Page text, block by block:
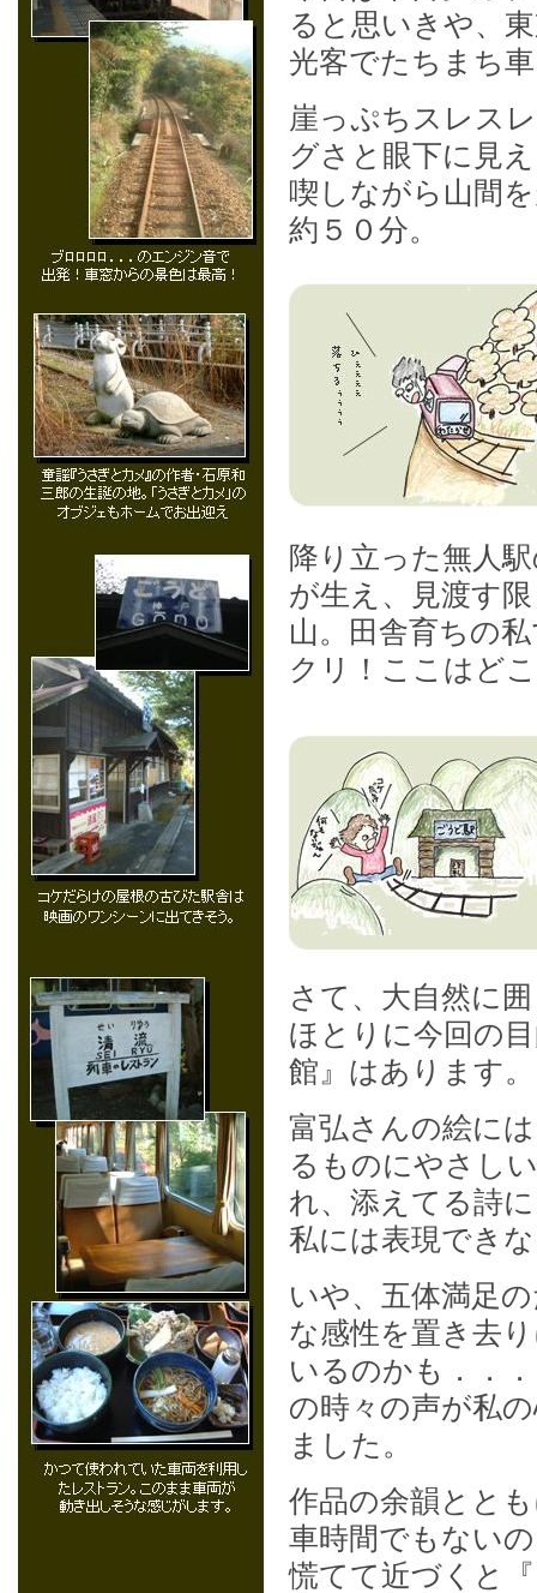
ると思いきや、
光客でたちまち
崖っぷちスレス
グさと眼下に見
喫しながら山間
約５０分。
降り立った無人
が生え、見渡す
山。田舎育ちの
クリ！ここはど
さて、大自然に
ほとりに今回の
館』はあります。
富弘さんの絵に
るものにやさし
れ、添えてる詩
私には表現でき
いや、五体満足
な感性を置き去
いるのかも．．
の時々の声が私
ました。
作品の余韻とと
車時間でもない
慌てて近づくと